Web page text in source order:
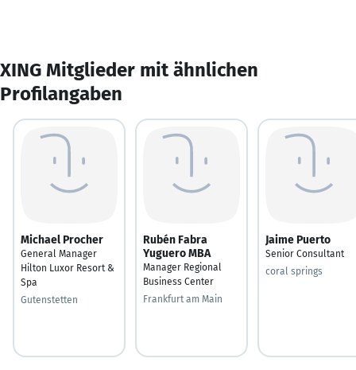
XING Mitglieder mit ähnlichen
Profilangaben
Michael Procher
General Manager
Hilton Luxor Resort &
Spa
Gutenstetten
Rubén Fabra
Yuguero MBA
Manager Regional
Business Center
Frankfurt am Main
Jaime Puerto
Senior Consultant
coral springs